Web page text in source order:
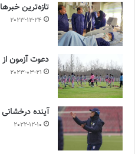
تازه‌ترین خبرها از درمان ۲
2023-12-24
دعوت آزمون از 30 بازیکن به اردوی تیم ملی
2023-03-21
آینده درخشانی
2022-12-10